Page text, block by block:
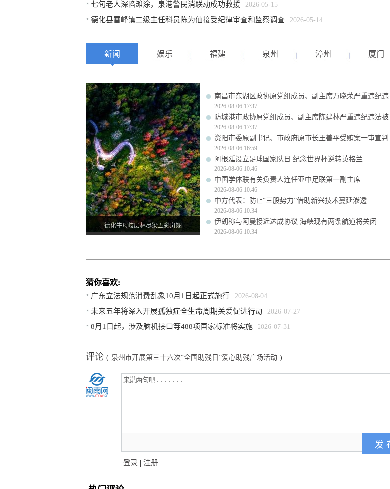
七旬老人深陷滩涂，泉港警民消联动成功救援 2026-05-15
德化县雷峰镇二级主任科员陈为仙接受纪律审查和监察调查 2026-05-14
新闻 娱乐 福建 泉州 漳州 厦门
德化牛母岐层林尽染五彩斑斓
南昌市东湖区政协原党组成员、副主席万晓荣严重违纪违
2026-08-06 17:37
防城港市政协原党组成员、副主席陈建林严重违纪违法被
2026-08-06 17:37
资阳市委原副书记、市政府原市长王善平受贿案一审宣判
2026-08-06 16:59
阿根廷设立足球国家队日 纪念世界杯逆转英格兰
2026-08-06 10:46
中国学体联有关负责人连任亚中足联第一副主席
2026-08-06 10:46
中方代表：防止“三股势力”借助新兴技术蔓延渗透
2026-08-06 10:34
伊朗称与阿曼接近达成协议 海峡现有两条航道将关闭
2026-08-06 10:34
猜你喜欢:
广东立法规范消费乱象10月1日起正式施行 2026-08-04
未来五年将深入开展孤独症全生命周期关爱促进行动 2026-07-27
8月1日起，涉及脑机接口等488项国家标准将实施 2026-07-31
评论 ( 泉州市开展第三十六次“全国助残日”爱心助残广场活动 )
登录 | 注册